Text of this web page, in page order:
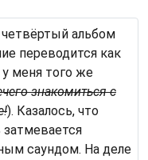
альбом
переводится как
меня того же
знакомиться с
). Казалось, что
саундом. На деле